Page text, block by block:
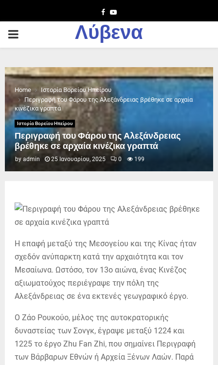
Facebook
Youtube
PRIMARY
Λύβενα
Home
Ιστορία Βορείου Ηπείρου
Περιγραφή του Φάρου της Αλεξάνδρειας βρέθηκε σε αρχαία
κινέζικα γραπτά
Ιστορία Βορείου Ηπείρου
Περιγραφή του Φάρου της Αλεξάνδρειας
βρέθηκε σε αρχαία κινέζικα γραπτά
by admin 25 Ιανουαρίου, 2025 0 199
Η επαφή μεταξύ της Μεσογείου και της Κίνας ήταν
σχεδόν ανύπαρκτη κατά την αρχαιότητα και τον
Μεσαίωνα. Ωστόσο, τον 13ο αιώνα, ένας Κινέζος
αξιωματούχος περιέγραψε την πόλη της
Αλεξάνδρειας σε ένα εκτενές γεωγραφικό έργο.
Ο Ζάο Ρουκούο, μέλος της αυτοκρατορικής
δυναστείας των Σονγκ, έγραψε μεταξύ 1224 και
1225 το έργο Zhu Fan Zhi, που σημαίνει Περιγραφή
των Βάρβαρων Εθνών ή Αρχεία Ξένων Λαών. Παρά